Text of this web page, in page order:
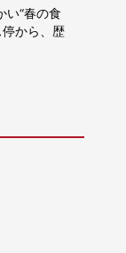
い“春の食
から、歴